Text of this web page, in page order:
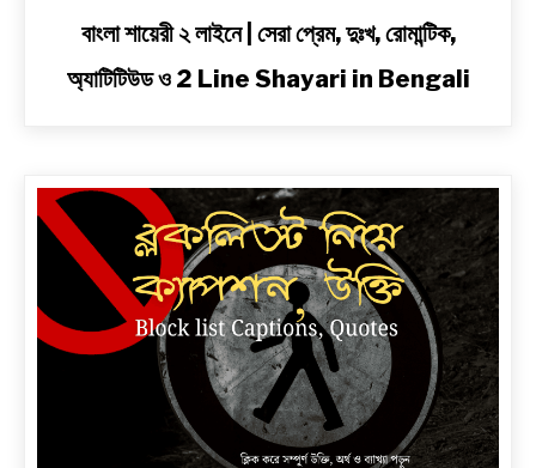
|
সেরা
প্রেম,
রোমান্টিক,
অ্যাটিটিউড
বাংলা শায়েরী ২ লাইনে | সেরা প্রেম, দুঃখ, রোমান্টিক,
অ্যাটিটিউড ও 2 Line Shayari in Bengali